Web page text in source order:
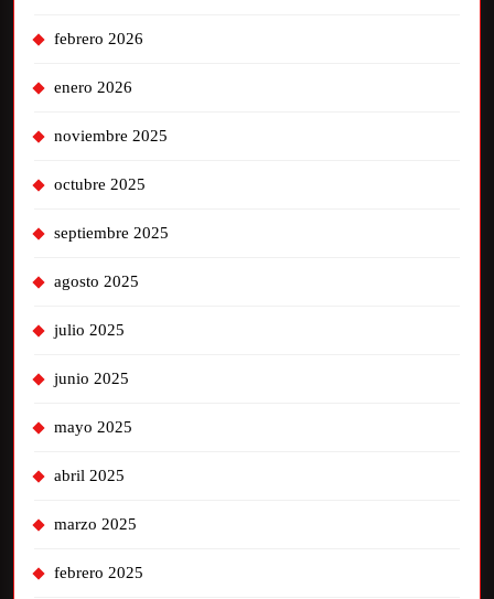
febrero 2026
enero 2026
noviembre 2025
octubre 2025
septiembre 2025
agosto 2025
julio 2025
junio 2025
mayo 2025
abril 2025
marzo 2025
febrero 2025